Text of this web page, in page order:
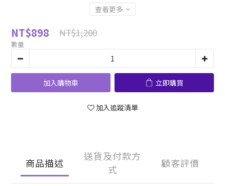
查看更多
NT$898 NT$1,200
數量
加入購物車 立即購買
加入追蹤清單
商品描述
送貨及付款方
式
顧客評價